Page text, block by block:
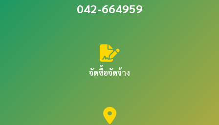
042-664959
จัดซื้อจัดจ้าง